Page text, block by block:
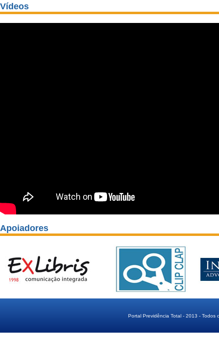
Vídeos
Apoiadores
Portal Previdência Total - 2013 - Todos